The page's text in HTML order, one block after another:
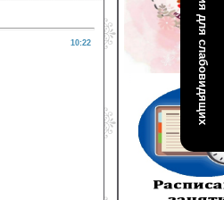
Версия для слабовидящих
10:22